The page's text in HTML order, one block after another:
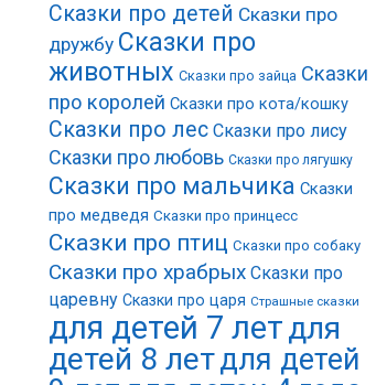
Сказки про детей Сказки про
дружбу Сказки про
животных Сказки про зайца Сказки
про королей Сказки про кота/кошку
Сказки про лес Сказки про лису
Сказки про любовь Сказки про лягушку
Сказки про мальчика Сказки
про медведя Сказки про принцесс
Сказки про птиц Сказки про собаку
Сказки про храбрых Сказки про
царевну Сказки про царя Страшные сказки
для детей 7 летдля
детей 8 летдля детей